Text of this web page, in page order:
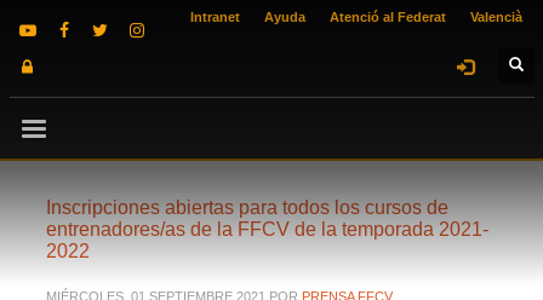
Intranet Ayuda Atenció al Federat Valencià
Inscripciones abiertas para todos los cursos de
entrenadores/as de la FFCV de la temporada 2021-
2022
MIÉRCOLES, 01 SEPTIEMBRE 2021 POR PRENSA FFCV